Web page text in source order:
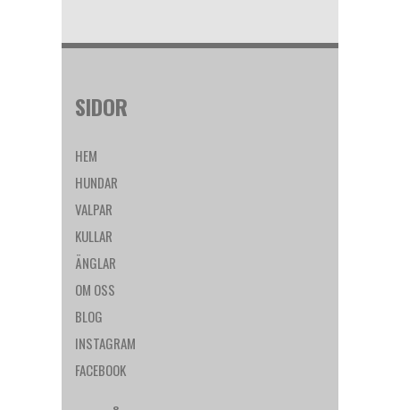
SIDOR
HEM
HUNDAR
VALPAR
KULLAR
ÄNGLAR
OM OSS
BLOG
INSTAGRAM
FACEBOOK